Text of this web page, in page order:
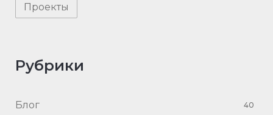
Проекты
Рубрики
Блог 40